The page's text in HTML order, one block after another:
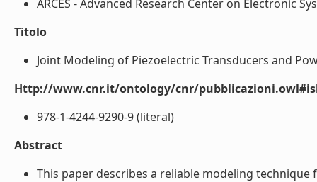
ARCES - Advanced Research Center on Electronic
Titolo
Joint Modeling of Piezoelectric Transducers and
Http://www.cnr.it/ontology/cnr/
978-1-4244-9290-9 (literal)
Abstract
This paper describes a reliable modeling